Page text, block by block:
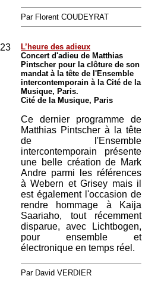
Par Florent COUDEYRAT
L’heure des adieux
Concert d'adieu de Matthias
Pintscher pour la clôture de son
mandat à la tête de l'Ensemble
intercontemporain à la Cité de la
Musique, Paris.
Cité de la Musique, Paris
Ce dernier programme de
Matthias Pintscher à la tête
de l'Ensemble
intercontemporain présente
une belle création de Mark
Andre parmi les références
à Webern et Grisey mais il
est également l'occasion de
rendre hommage à Kaija
Saariaho, tout récemment
disparue, avec Lichtbogen,
pour ensemble et
électronique en temps réel.
Par David VERDIER